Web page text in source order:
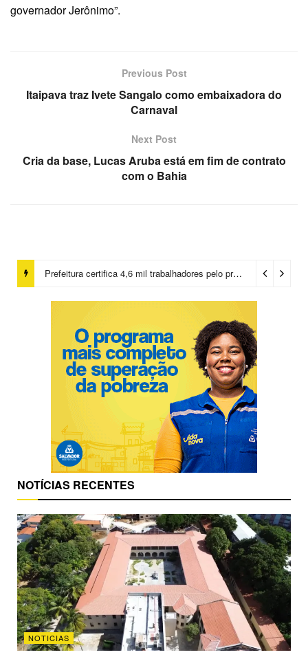
governador Jerônimo”.
Previous Post
Itaipava traz Ivete Sangalo como embaixadora do
Carnaval
Next Post
Cria da base, Lucas Aruba está em fim de contrato
com o Bahia
Prefeitura certifica 4,6 mil trabalhadores pelo programa Treinar para Empregar e realiza Feirão de Empregabilidade
NOTÍCIAS RECENTES
NOTICIAS